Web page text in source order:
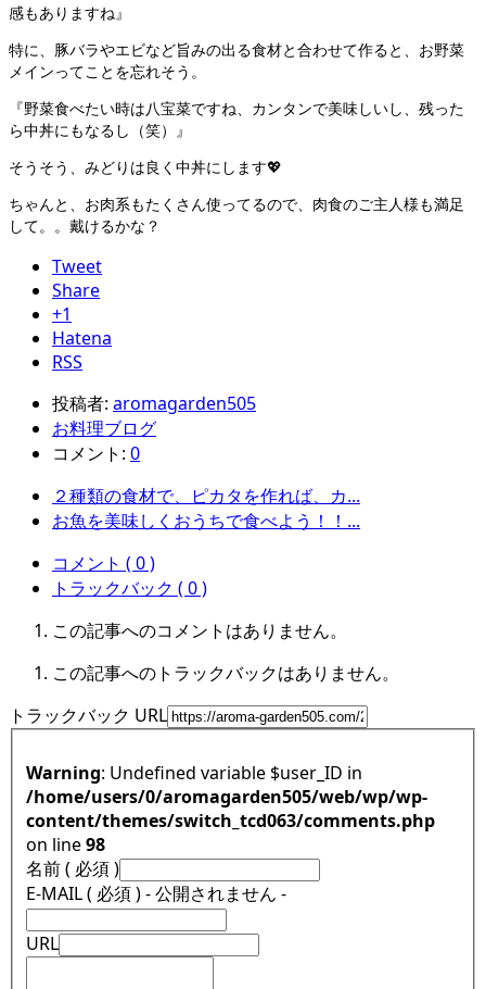
感もありますね』
特に、豚バラやエビなど旨みの出る食材と合わせて作ると、お野菜
メインってことを忘れそう。
『野菜食べたい時は八宝菜ですね、カンタンで美味しいし、残った
ら中丼にもなるし（笑）』
そうそう、みどりは良く中丼にします💖
ちゃんと、お肉系もたくさん使ってるので、肉食のご主人様も満足
して。。戴けるかな？
Tweet
Share
+1
Hatena
RSS
投稿者: aromagarden505
お料理ブログ
コメント: 0
２種類の食材で、ピカタを作れば、カ...
お魚を美味しくおうちで食べよう！！...
コメント ( 0 )
トラックバック ( 0 )
この記事へのコメントはありません。
この記事へのトラックバックはありません。
トラックバック URL
Warning : Undefined variable $user_ID in
/home/users/0/aromagarden505/web/wp/wp-
content/themes/switch_tcd063/comments.php
on line98
名前 ( 必須 )
E-MAIL ( 必須 ) - 公開されません -
URL